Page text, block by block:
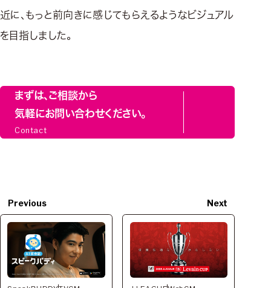
近に、もっと前向きに感じてもらえるようなビジュアル
を目指しました。
まずは、ご相談から
気軽にお問い合わせください。
Contact
Previous Next